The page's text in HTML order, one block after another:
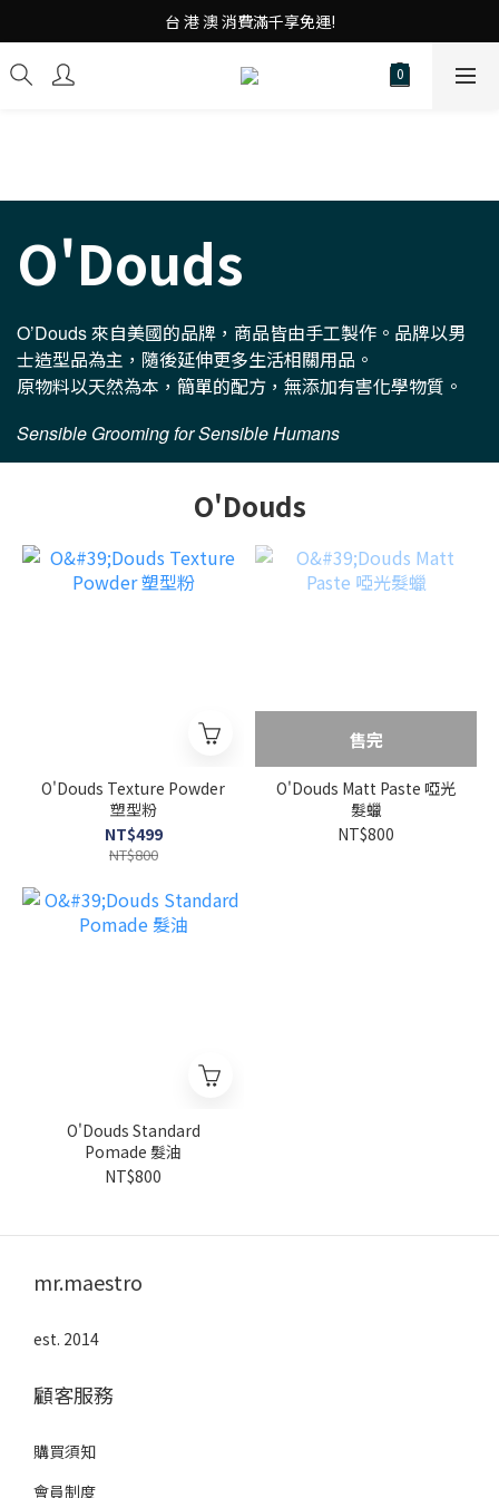
台 港 澳 消費滿千享免運!
台 港 澳 消費滿千享免運!
重磅素Tee 夏日滿件"現折優惠"!
O'Douds
O’Douds來自美國的品牌，商品皆由手工製作。品牌以男
士造型品為主，隨後延伸更多生活相關用品。
原物料以天然為本，簡單的配方，無添加有害化學物質。
Sensible Grooming for Sensible Humans
O'Douds
O'Douds Texture Powder
塑型粉
NT$499
NT$800
售完
O'Douds Matt Paste 啞光
髮蠟
NT$800
O'Douds Standard
Pomade 髮油
NT$800
mr.maestro
est. 2014
顧客服務
購買須知
會員制度